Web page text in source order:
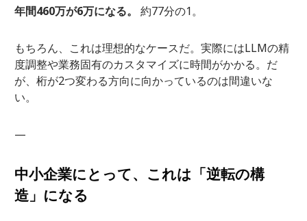
年間460万が6万になる。 約77分の1。
もちろん、これは理想的なケースだ。実際にはLLMの精
度調整や業務固有のカスタマイズに時間がかかる。だ
が、桁が2つ変わる方向に向かっているのは間違いな
い。
—
中小企業にとって、これは「逆転の構
造」になる